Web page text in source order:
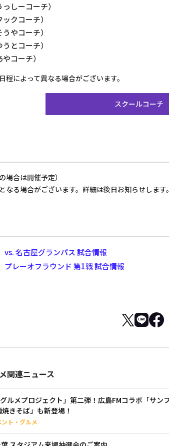
しーコーチ）
クコーチ）
やコーチ）
とコーチ）
コーチ）
によって異なる場合がございます。
スクールコーチ
合は開催予定）
なる場合がございます。詳細は後日お知らせします。
vs. 名古屋グランパス 試合情報
プレーオフラウンド 第1戦 試合情報
関連ニュース
グルメプロジェクト」第二弾！広島FMコラボ「サ
焼きそば」も新登場！
ント・グルメ